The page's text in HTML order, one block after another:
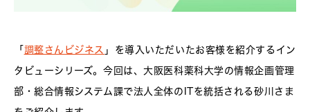
「 調整さんビジネス 」を導入いただいたお客様を紹介するイン
タビューシリーズ。今回は、大阪医科薬科大学の情報企画管理
部・総合情報システム課で法人全体のITを統括される砂川さま